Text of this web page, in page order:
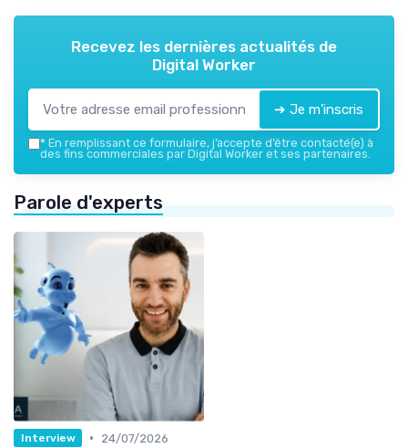
Recevez les dernières actualités de
Digital Worker
➔ Je m'inscris
* En remplissant ce formulaire, j’accepte d’être contacté(e) à
des fins commerciales par Digital Worker et ses partenaires.
Parole d'experts
Interview •
24/07/2026